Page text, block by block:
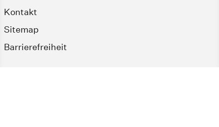
Kontakt
Sitemap
Barrierefreiheit